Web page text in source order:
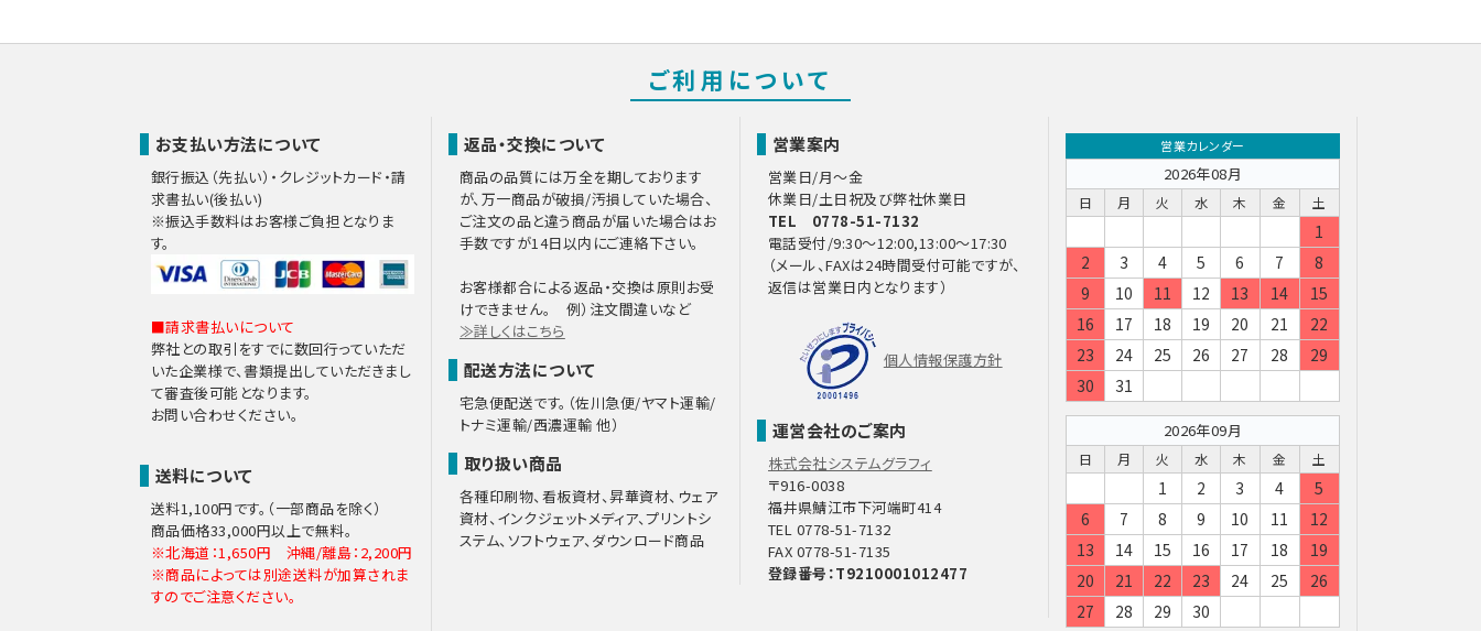
ご利用について
お支払い方法について
銀行振込（先払い）・クレジットカード・請
求書払い(後払い)
※振込手数料はお客様ご負担となりま
す。
■請求書払いについて
弊社との取引をすでに数回行っていただ
いた企業様で、書類提出していただきまし
て審査後可能となります。
お問い合わせください。
送料について
送料1,100円です。（一部商品を除く）
商品価格33,000円以上で無料。
※北海道：1,650円 沖縄/離島：2,200円
※商品によっては別途送料が加算されま
すのでご注意ください。
返品・交換について
商品の品質には万全を期しております
が、万一商品が破損/汚損していた場合、
ご注文の品と違う商品が届いた場合はお
手数ですが14日以内にご連絡下さい。
お客様都合による返品・交換は原則お受
けできません。 例）注文間違いなど
≫詳しくはこちら
配送方法について
宅急便配送です。（佐川急便/ヤマト運輸/
トナミ運輸/西濃運輸 他）
取り扱い商品
各種印刷物、看板資材、昇華資材、ウェア
資材、インクジェットメディア、プリントシ
ステム、ソフトウェア、ダウンロード商品
営業案内
営業日/月～金
休業日/土日祝及び弊社休業日
TEL 0778-51-7132
電話受付/9:30～12:00,13:00～17:30
（メール、FAXは24時間受付可能ですが、
返信は営業日内となります）
個人情報保護方針
運営会社のご案内
株式会社システムグラフィ
〒916-0038
福井県鯖江市下河端町414
TEL 0778-51-7132
FAX 0778-51-7135
登録番号：T9210001012477
営業カレンダー
2026年08月
日 月 火 水 木 金 土
1
2
3 4 5 6 7
8
9
10 11 12 13 14
15
16
17 18 19 20 21
22
23
24 25 26 27 28
29
30
31
2026年09月
日 月 火 水 木 金 土
1 2 3 4
5
6
7 8 9 10 11
12
13
14 15 16 17 18
19
20
21 22 23 24 25
26
27
28 29 30